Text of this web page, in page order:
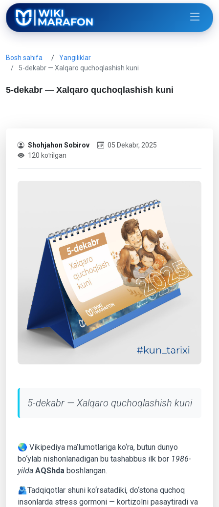
Bosh sahifa
Yangiliklar
5-dekabr — Xalqaro quchoqlashish kuni
5-dekabr — Xalqaro quchoqlashish kuni
Shohjahon Sobirov
05 Dekabr, 2025
120 koʻrilgan
5-dekabr — Xalqaro quchoqlashish kuni
🌏 Vikipediya ma’lumotlariga ko‘ra, butun dunyo
bo‘ylab nishonlanadigan bu tashabbus ilk bor 1986-
yilda AQShda boshlangan.
🫂Tadqiqotlar shuni ko‘rsatadiki, do‘stona quchoq
insonlarda stress gormoni — kortizolni pasaytiradi va